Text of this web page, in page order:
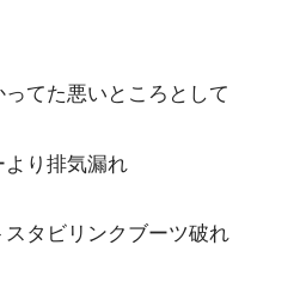
てた悪いところとして
より排気漏れ
スタビリンクブーツ破れ